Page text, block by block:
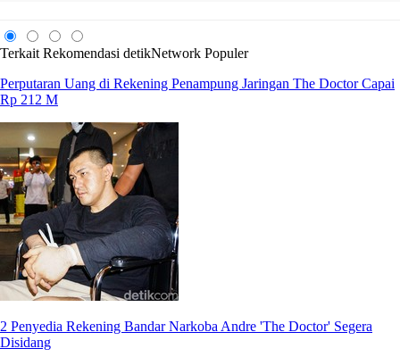
Terkait Rekomendasi detikNetwork Populer
Perputaran Uang di Rekening Penampung Jaringan The Doctor Capai
Rp 212 M
2 Penyedia Rekening Bandar Narkoba Andre 'The Doctor' Segera
Disidang